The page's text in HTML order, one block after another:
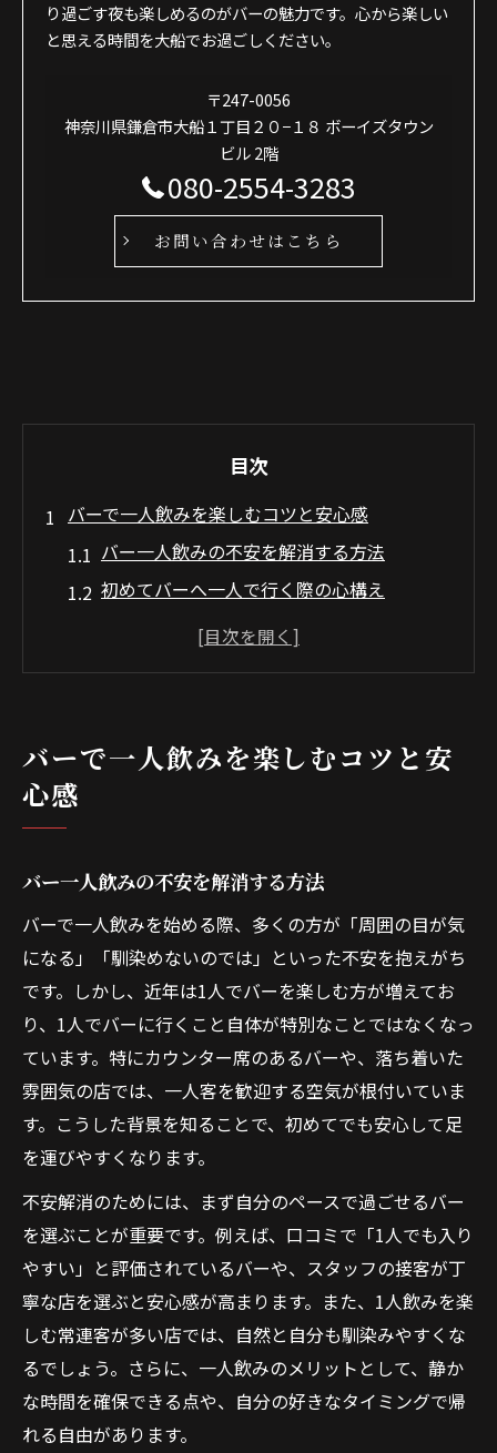
り過ごす夜も楽しめるのがバーの魅力です。心から楽しい
と思える時間を大船でお過ごしください。
〒247-0056
神奈川県鎌倉市大船１丁目２０−１８ ボーイズタウン
ビル 2階
080-2554-3283
お問い合わせはこちら
目次
バーで一人飲みを楽しむコツと安心感
バー一人飲みの不安を解消する方法
初めてバーへ一人で行く際の心構え
バー一人飲みで意識したいマナーと雰囲気
自分ペースで過ごすバー一人飲みの魅力
バー一人飲みで感じる心地よい時間の流れ
誰にも邪魔されないバーでの自分時間の価
値
バーで一人楽しむためのおすすめシーン
初めての一人バーで緊張しない秘訣
バー一人飲み初心者におすすめの始め方
初めてバーで一人飲みする時の安心ポイン
ト
一人バーを楽しむための心の準備と工夫
バー一人飲みで自然体を保つための方法
女性でも安心なバーでの一人時間の工夫
女性が安心してバー一人飲みを楽しむ秘訣
女性一人でも入りやすいバー選びのポイン
ト
バー一人飲み女性の体験談と安全対策
バーで一人飲みを楽しむコツと安
心感
バー一人飲みの不安を解消する方法
バーで一人飲みを始める際、多くの方が「周囲の目が気
になる」「馴染めないのでは」といった不安を抱えがち
です。しかし、近年は1人でバーを楽しむ方が増えてお
り、1人でバーに行くこと自体が特別なことではなくなっ
ています。特にカウンター席のあるバーや、落ち着いた
雰囲気の店では、一人客を歓迎する空気が根付いていま
す。こうした背景を知ることで、初めてでも安心して足
を運びやすくなります。
不安解消のためには、まず自分のペースで過ごせるバー
を選ぶことが重要です。例えば、口コミで「1人でも入り
やすい」と評価されているバーや、スタッフの接客が丁
寧な店を選ぶと安心感が高まります。また、1人飲みを楽
しむ常連客が多い店では、自然と自分も馴染みやすくな
るでしょう。さらに、一人飲みのメリットとして、静か
な時間を確保できる点や、自分の好きなタイミングで帰
れる自由があります。